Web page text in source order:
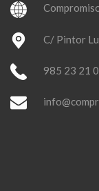
Compromiso
C/ Pintor
985 23 21